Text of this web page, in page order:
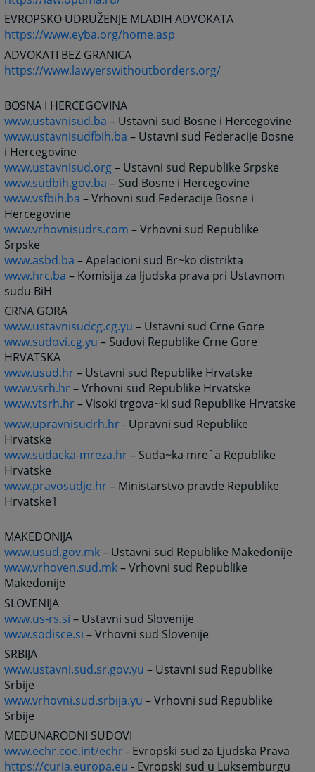
EVROPSKO UDRUŽENJE MLADIH ADVOKATA
https://www.eyba.org/home.asp
ADVOKATI BEZ GRANICA
https://www.lawyerswithoutborders.org/
BOSNA I HERCEGOVINA
www.ustavnisud.ba – Ustavni sud Bosne i Hercegovine
www.ustavnisudfbih.ba – Ustavni sud Federacije Bosne
i Hercegovine
www.ustavnisud.org– Ustavni sud Republike Srpske
www.sudbih.gov.ba – Sud Bosne i Hercegovine
www.vsfbih.ba – Vrhovni sud Federacije Bosne i
Hercegovine
www.vrhovnisudrs.com – Vrhovni sud Republike
Srpske
www.asbd.ba – Apelacioni sud Br~ko distrikta
www.hrc.ba – Komisija za ljudska prava pri Ustavnom
sudu BiH
CRNA GORA
www.ustavnisudcg.cg.yu – Ustavni sud Crne Gore
www.sudovi.cg.yu – Sudovi Republike Crne Gore
HRVATSKA
www.usud.hr– Ustavni sud Republike Hrvatske
www.vsrh.hr– Vrhovni sud Republike Hrvatske
www.vtsrh.hr– Visoki trgova~ki sud Republike Hrvatske
www.upravnisudrh.hr- Upravni sud Republike
Hrvatske
www.sudacka-mreza.hr– Suda~ka mre`a Republike
Hrvatske
www.pravosudje.hr– Ministarstvo pravde Republike
Hrvatske1
MAKEDONIJA
www.usud.gov.mk– Ustavni sud Republike Makedonije
www.vrhoven.sud.mk– Vrhovni sud Republike
Makedonije
SLOVENIJA
www.us-rs.si – Ustavni sud Slovenije
www.sodisce.si – Vrhovni sud Slovenije
SRBIJA
www.ustavni.sud.sr.gov.yu – Ustavni sud Republike
Srbije
www.vrhovni.sud.srbija.yu – Vrhovni sud Republike
Srbije
MEĐUNARODNI SUDOVI
www.echr.coe.int/echr- Evropski sud za Ljudska Prava
https://curia.europa.eu - Evropski sud u Luksemburgu